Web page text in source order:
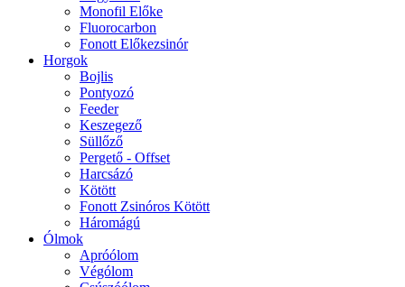
Monofil Előke
Fluorocarbon
Fonott Előkezsinór
Horgok
Bojlis
Pontyozó
Feeder
Keszegező
Süllőző
Pergető - Offset
Harcsázó
Kötött
Fonott Zsinóros Kötött
Háromágú
Ólmok
Apróólom
Végólom